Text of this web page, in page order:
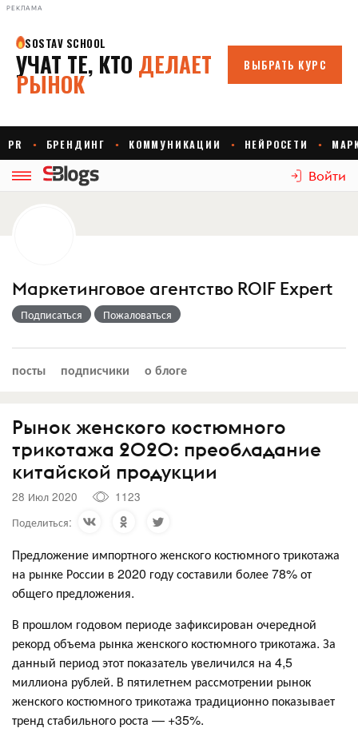
РЕКЛАМА
Войти
Маркетинговое агентство ROIF Expert
Подписаться Пожаловаться
посты подписчики о блоге
Рынок женского костюмного
трикотажа 2020: преобладание
китайской продукции
28 Июл 2020
1123
Поделиться:
Предложение импортного женского костюмного трикотажа
на рынке России в 2020 году составили более 78% от
общего предложения.
В прошлом годовом периоде зафиксирован очередной
рекорд объема рынка женского костюмного трикотажа. За
данный период этот показатель увеличился на 4,5
миллиона рублей. В пятилетнем рассмотрении рынок
женского костюмного трикотажа традиционно показывает
тренд стабильного роста — +35%.